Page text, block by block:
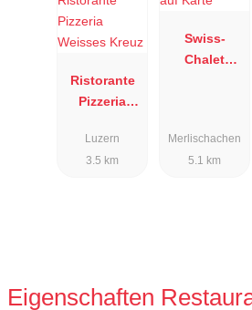
Ristorante
Pizzeria
Kreuz
Luzern
3.5 km
Swiss-
Chalet
Merlischachen
5.1 km
Eigenschaften